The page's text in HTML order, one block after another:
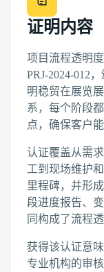
证明内容
项目流程透明
PRJ-2024-012
明稳贸在展览
系，每个阶段
点，确保客户
认证覆盖从需
工到现场维护
里程碑，并形
段进度报告、
同构成了流程
获得该认证意
专业机构的审